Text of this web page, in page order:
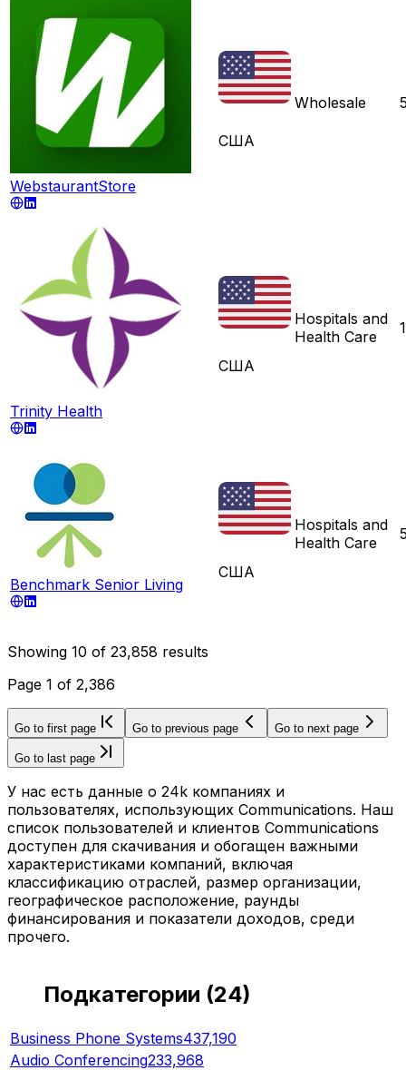
WebstaurantStore
США
Wholesale
Trinity Health
США
Hospitals and
Health Care
Benchmark Senior Living
США
Hospitals and
Health Care
Showing 10 of 23,858 results
Page 1 of 2,386
Go to first page Go to previous page Go to next page
Go to last page
У нас есть данные о 24k компаниях и
пользователях, использующих Communications. Наш
список пользователей и клиентов Communications
доступен для скачивания и обогащен важными
характеристиками компаний, включая
классификацию отраслей, размер организации,
географическое расположение, раунды
финансирования и показатели доходов, среди
прочего.
Подкатегории (24)
Business Phone Systems437,190
Audio Conferencing233,968